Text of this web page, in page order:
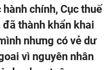
chính, Cục thuế
đã thành khẩn khai
nhưng có vẻ dư
vì nguyên nhân